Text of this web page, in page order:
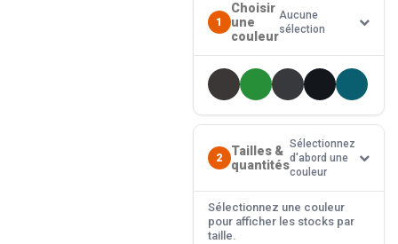
1
Choisir
une
couleur
Aucune
sélection
2
Tailles &
quantités
Sélectionnez
d'abord une
couleur
Sélectionnez une couleur
pour afficher les stocks par
taille.